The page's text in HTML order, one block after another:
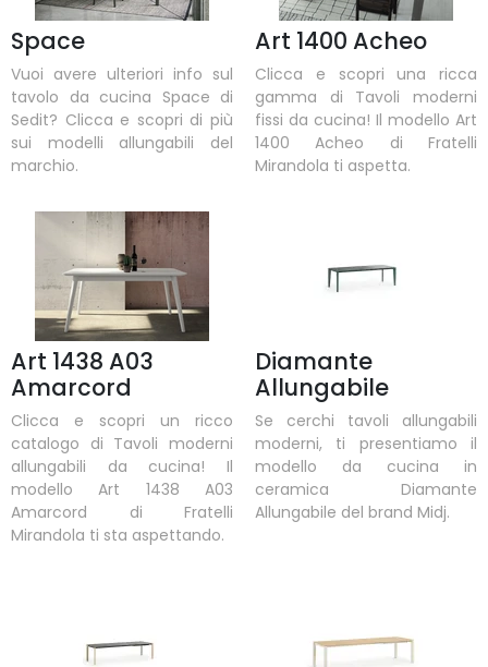
Space
Vuoi avere ulteriori info sul
tavolo da cucina Space di
Sedit? Clicca e scopri di più
sui modelli allungabili del
marchio.
Art 1400 Acheo
Clicca e scopri una ricca
gamma di Tavoli moderni
fissi da cucina! Il modello Art
1400 Acheo di Fratelli
Mirandola ti aspetta.
Art 1438 A03
Amarcord
Clicca e scopri un ricco
catalogo di Tavoli moderni
allungabili da cucina! Il
modello Art 1438 A03
Amarcord di Fratelli
Mirandola ti sta aspettando.
Diamante
Allungabile
Se cerchi tavoli allungabili
moderni, ti presentiamo il
modello da cucina in
ceramica Diamante
Allungabile del brand Midj.